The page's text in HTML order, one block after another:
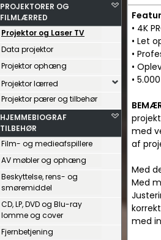
PROJEKTORER OG
FILMLÆRRED
Projektor og Laser TV
Data projektor
Projektor ophæng
Projektor lærred
Projektor pærer og tilbehør
HJEMMEBIOGRAF
TILBEHØR
Film- og medieafspillere
AV møbler og ophæng
Beskyttelse, rens- og
smøremiddel
CD, LP, DVD og Blu-ray
lomme og cover
Fjernbetjening
• 4K
• Let
•
•
•
med
af
Med
Med
med